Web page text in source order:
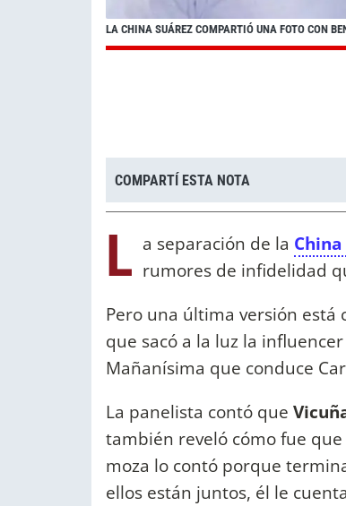
LA CHINA SUÁREZ COMPARTIÓ UNA FOTO CON
COMPARTÍ ESTA NOTA
L a separación de la
rumores de infidelidad
Pero una última versión está
que sacó a la luz la
Mañanísima que conduce
La panelista contó que
también reveló cómo fue que
moza lo contó porque
ellos están juntos, él le